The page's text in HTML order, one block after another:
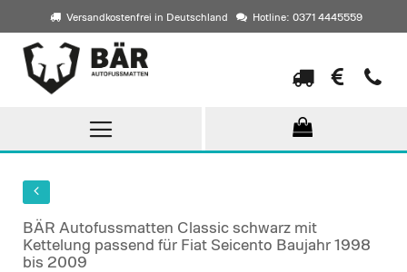
Versandkostenfrei in Deutschland Hotline: 0371 4445559
Direkt
zum
Inhalt
BÄR Autofussmatten Classic schwarz mit
Kettelung passend für Fiat Seicento Baujahr 1998
bis 2009